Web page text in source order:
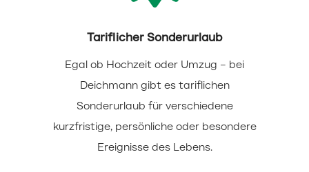
Tariflicher Sonderurlaub
Egal ob Hochzeit oder Umzug – bei
Deichmann gibt es tariflichen
Sonderurlaub für verschiedene
kurzfristige, persönliche oder besondere
Ereignisse des Lebens.